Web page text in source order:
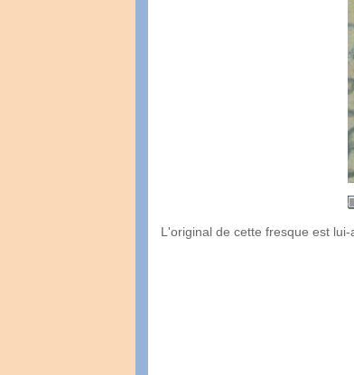
L'original de cette fresque est